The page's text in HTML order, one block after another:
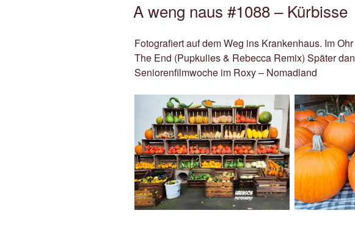
A weng naus #1088 – Kürbisse
Fotografiert auf dem Weg ins Krankenhaus. Im
The End (Pupkulies & Rebecca Remix) Später
Seniorenfilmwoche im Roxy – Nomadland